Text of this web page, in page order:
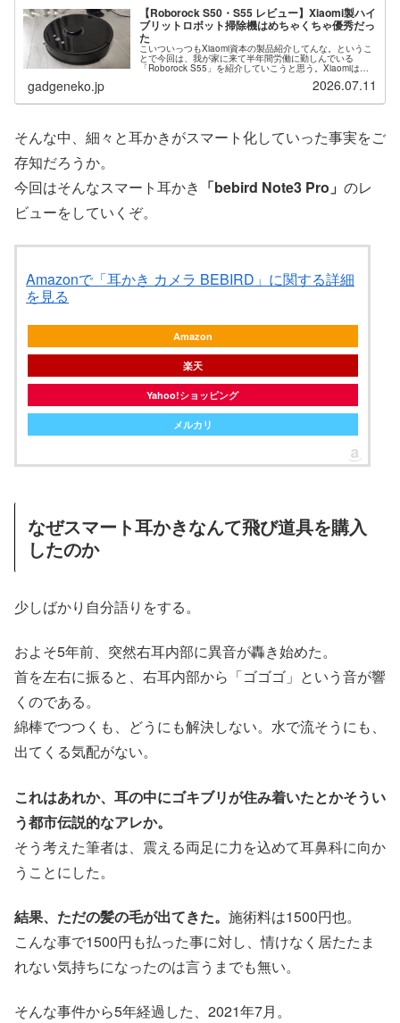
【Roborock S50・S55 レビュー】Xiaomi製ハイ
ブリットロボット掃除機はめちゃくちゃ優秀だっ
た
こいついっつもXiaomi資本の製品紹介してんな。というこ
とで今回は、我が家に来て半年間労働に勤しんでいる
「Roborock S55」を紹介していこうと思う。Xiaomiは日
本法人立ち上げ時に「日本市場に炊飯器と掃除機を投入し
gadgeneko.jp 2026.07.11
そんな中、細々と耳かきがスマート化していった事実をご
存知だろうか。
今回はそんなスマート耳かき 「bebird Note3 Pro」 のレ
ビューをしていくぞ。
Amazonで「耳かき カメラ BEBIRD」に関する詳細
を見る
Amazon
楽天
Yahoo!ショッピング
メルカリ
なぜスマート耳かきなんて飛び道具を購入
したのか
少しばかり自分語りをする。
およそ5年前、突然右耳内部に異音が轟き始めた。
首を左右に振ると、右耳内部から「ゴゴゴ」という音が響
くのである。
綿棒でつつくも、どうにも解決しない。水で流そうにも、
出てくる気配がない。
これはあれか、耳の中にゴキブリが住み着いたとかそうい
う都市伝説的なアレか。
そう考えた筆者は、震える両足に力を込めて耳鼻科に向か
うことにした。
結果、ただの髪の毛が出てきた。 施術料は1500円也。
こんな事で1500円も払った事に対し、情けなく居たたま
れない気持ちになったのは言うまでも無い。
そんな事件から5年経過した、2021年7月。